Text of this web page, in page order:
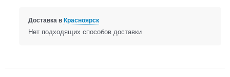
Доставка в Красноярск
Нет подходящих способов доставки